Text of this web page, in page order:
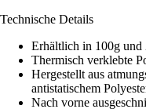
Technische Details
Erhältlich in 100g und
Thermisch verklebte
Hergestellt aus
antistatischem
Nach vorne